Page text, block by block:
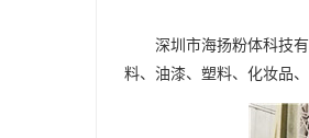
深圳市海扬粉体科技
料、油漆、塑料、化妆品